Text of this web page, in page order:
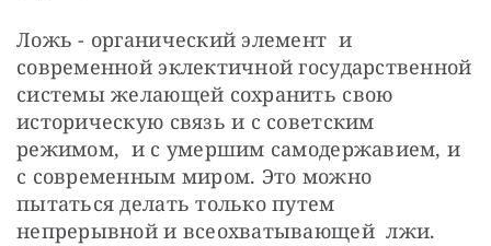
Ложь - органический элемент  и
современной эклектичной государственной
системы желающей сохранить свою
историческую связь и с советским
режимом,  и с умершим самодержавием, и
с современным миром. Это можно
пытаться делать только путем
непрерывной и всеохватывающей  лжи.